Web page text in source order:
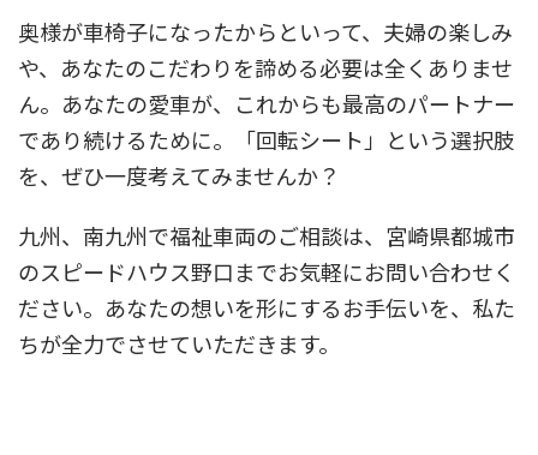
奥様が車椅子になったからといって、夫婦の楽しみ
や、あなたのこだわりを諦める必要は全くありませ
ん。あなたの愛車が、これからも最高のパートナー
であり続けるために。「回転シート」という選択肢
を、ぜひ一度考えてみませんか？
九州、南九州で福祉車両のご相談は、宮崎県都城市
のスピードハウス野口までお気軽にお問い合わせく
ださい。あなたの想いを形にするお手伝いを、私た
ちが全力でさせていただきます。